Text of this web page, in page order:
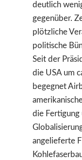
deutlich
gegenüber.
plötzliche
politische
Seit der
die USA um
begegnet
die
angelieferte